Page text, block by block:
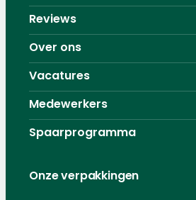
Reviews
Over ons
Vacatures
Medewerkers
Spaarprogramma
Onze verpakkingen